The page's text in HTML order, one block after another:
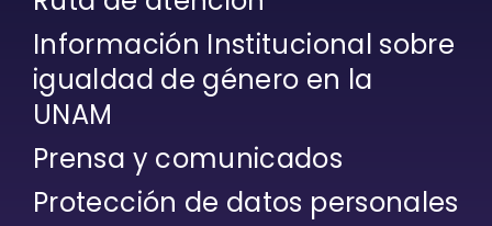
Información Institucional sobre
igualdad de género en la
UNAM
Prensa y comunicados
Protección de datos personales